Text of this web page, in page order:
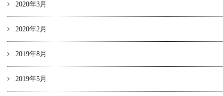
2020年3月
2020年2月
2019年8月
2019年5月